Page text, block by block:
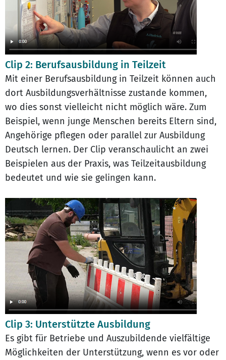
Clip 2: Berufsausbildung in Teilzeit
Mit einer Berufsausbildung in Teilzeit können auch
dort Ausbildungsverhältnisse zustande kommen,
wo dies sonst vielleicht nicht möglich wäre. Zum
Beispiel, wenn junge Menschen bereits Eltern sind,
Angehörige pflegen oder parallel zur Ausbildung
Deutsch lernen. Der Clip veranschaulicht an zwei
Beispielen aus der Praxis, was Teilzeitausbildung
bedeutet und wie sie gelingen kann.
Clip 3: Unterstützte Ausbildung
Es gibt für Betriebe und Auszubildende vielfältige
Möglichkeiten der Unterstützung, wenn es vor oder